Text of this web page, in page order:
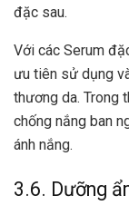
đặc sau.
Với các Serum
ưu tiên sử dụng
thương da. Trong
chống nắng ban
ánh nắng.
3.6. Dưỡng